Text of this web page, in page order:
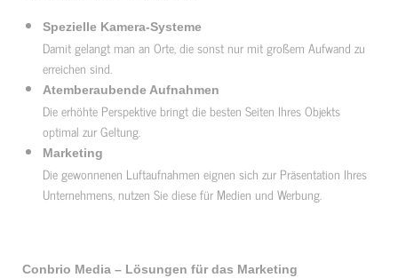
Spezielle Kamera-Systeme
Damit gelangt man an Orte, die sonst nur mit großem Aufwand zu
erreichen sind.
Atemberaubende Aufnahmen
Die erhöhte Perspektive bringt die besten Seiten Ihres Objekts
optimal zur Geltung.
Marketing
Die gewonnenen Luftaufnahmen eignen sich zur Präsentation Ihres
Unternehmens, nutzen Sie diese für Medien und Werbung.
Conbrio Media – Lösungen für das Marketing